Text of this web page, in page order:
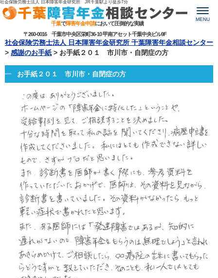
社会保険労務士法人 日本障害年金研究所 JR千葉駅より 徒歩7分
千葉で障害年金申請において圧倒的な実績
〒260-0016 千葉市中央区栄町36-10 甲南アセット千葉中央ビル9F
MENU
社会保険労務士法人 日本障害年金研究所 千葉障害年金相談センター
> 感謝のお手紙 > お手紙２０１ 市川市・自閉症の方
お手紙２０１ 市川市・自閉症の方